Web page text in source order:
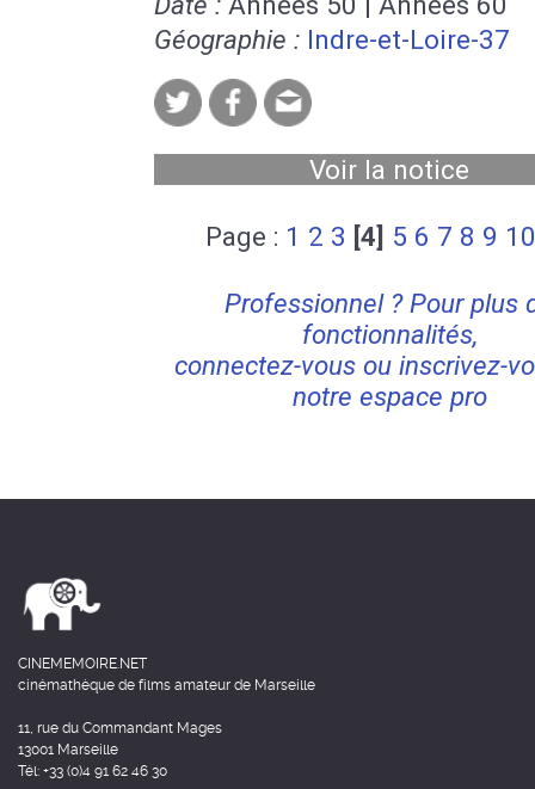
Géographie : Indre-et-Loire-37
Voir la notice
Page : 1 2 3 [4] 5 6 7 8 9 10
Professionnel ? Pour plus
fonctionnalités,
connectez-vous ou inscrivez-
notre espace pro
CINEMEMOIRE.NET
cinémathèque de films amateur de Marseille
11, rue du Commandant Mages
13001 Marseille
Tél: +33 (0)4 91 62 46 30